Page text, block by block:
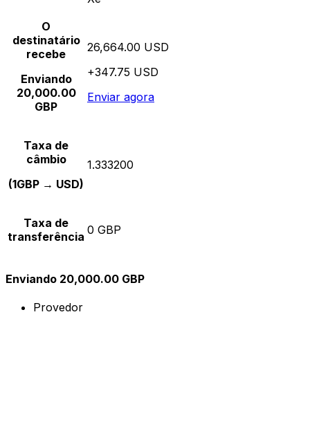
O
destinatário
recebe
Enviando
20,000.00
GBP
26,664.00 USD
+347.75 USD
Enviar agora
Taxa de
câmbio
(1GBP → USD)
1.333200
Taxa de
transferência 0 GBP
Enviando 20,000.00 GBP
Provedor